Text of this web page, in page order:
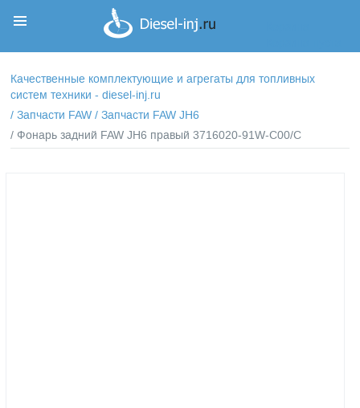
Качественные комплектующие и агрегаты для топливных
систем техники - diesel-inj.ru
/Запчасти FAW /Запчасти FAW JH6
/ Фонарь задний FAW JH6 правый 3716020-91W-C00/C